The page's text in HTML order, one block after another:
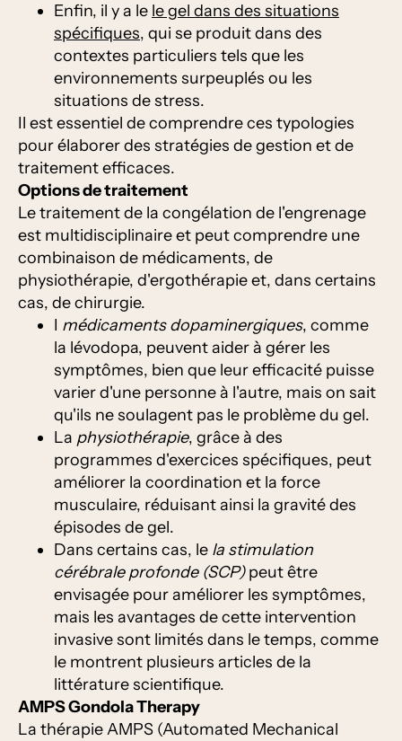
Enfin, il y a le le gel dans des situations
spécifiques, qui se produit dans des
contextes particuliers tels que les
environnements surpeuplés ou les
situations de stress.
Il est essentiel de comprendre ces typologies
pour élaborer des stratégies de gestion et de
traitement efficaces.
Options de traitement
Le traitement de la congélation de l'engrenage
est multidisciplinaire et peut comprendre une
combinaison de médicaments, de
physiothérapie, d'ergothérapie et, dans certains
cas, de chirurgie.
I médicaments dopaminergiques, comme
la lévodopa, peuvent aider à gérer les
symptômes, bien que leur efficacité puisse
varier d'une personne à l'autre, mais on sait
qu'ils ne soulagent pas le problème du gel.
La physiothérapie, grâce à des
programmes d'exercices spécifiques, peut
améliorer la coordination et la force
musculaire, réduisant ainsi la gravité des
épisodes de gel.
Dans certains cas, le la stimulation
cérébrale profonde (SCP)peut être
envisagée pour améliorer les symptômes,
mais les avantages de cette intervention
invasive sont limités dans le temps, comme
le montrent plusieurs articles de la
littérature scientifique.
AMPS Gondola Therapy
La thérapie AMPS (Automated Mechanical